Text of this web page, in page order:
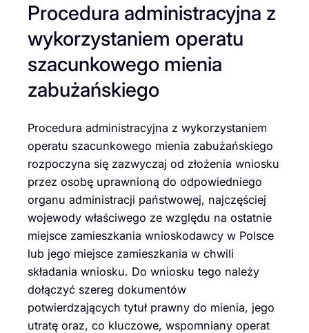
Procedura administracyjna z
wykorzystaniem operatu
szacunkowego mienia
zabużańskiego
Procedura administracyjna z wykorzystaniem
operatu szacunkowego mienia zabużańskiego
rozpoczyna się zazwyczaj od złożenia wniosku
przez osobę uprawnioną do odpowiedniego
organu administracji państwowej, najczęściej
wojewody właściwego ze względu na ostatnie
miejsce zamieszkania wnioskodawcy w Polsce
lub jego miejsce zamieszkania w chwili
składania wniosku. Do wniosku tego należy
dołączyć szereg dokumentów
potwierdzających tytuł prawny do mienia, jego
utratę oraz, co kluczowe, wspomniany operat